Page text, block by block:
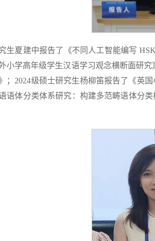
生夏建中报告了《不同人工智能编写
小学高年级学生汉语学习观念横断面研
；2024级硕士研究生杨柳笛报告了《英
语体分类体系研究：构建多范畴语体分